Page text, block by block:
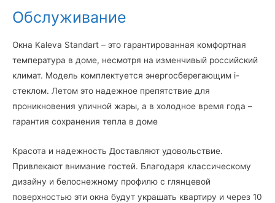
Обслуживание
Окна Kaleva Standart – это гарантированная комфортная
температура в доме, несмотря на изменчивый российский
климат. Модель комплектуется энергосберегающим i-
стеклом. Летом это надежное препятствие для
проникновения уличной жары, а в холодное время года –
гарантия сохранения тепла в доме
Красота и надежность Доставляют удовольствие.
Привлекают внимание гостей. Благодаря классическому
дизайну и белоснежному профилю с глянцевой
поверхностью эти окна будут украшать квартиру и через 10